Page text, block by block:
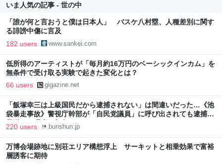
いま人気の記事 - 世の中
「誰が何と言おうと僕は日本人」 バスケ八村塁、人種差別に関す
る誹謗中傷に言及
182 users www.sankei.com
低所得のアーティストが「毎月約16万円のベーシックインカム」を
無条件で受け取る実験で起きた変化とは？
66 users gigazine.net
「飯塚幸三は上級国民だから逮捕されない」は間違いだった…《池
袋暴走事故》警視庁幹部が「自民党議員」に呼び出されても逮捕を
見送った理由 | 文春オンライン
220 users bunshun.jp
万博会場跡地に別荘エリア構想浮上 サーキットと相乗効果で富裕
層誘客に期待